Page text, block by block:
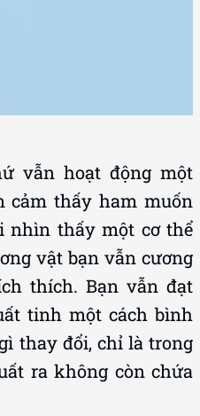
vẫn hoạt động một
cảm thấy ham muốn
nhìn thấy một cơ thể
vật bạn vẫn cương
thích. Bạn vẫn đạt
tinh một cách bình
thay đổi, chỉ là trong
ra không còn chứa